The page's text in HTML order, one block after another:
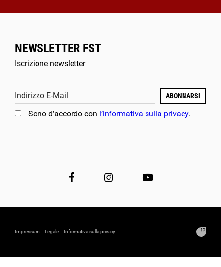
NEWSLETTER FST
Iscrizione newsletter
Indirizzo E-Mail ABONNARSI
Sono d’accordo con l’informativa sulla privacy.
Impressum Legale Informativa sulla privacy